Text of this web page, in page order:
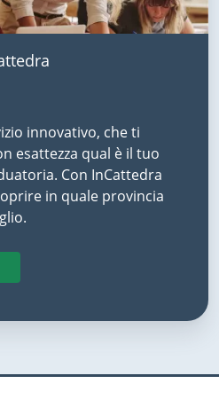
innovativo, che ti
esattezza qual è il tuo
Con InCattedra
in quale provincia